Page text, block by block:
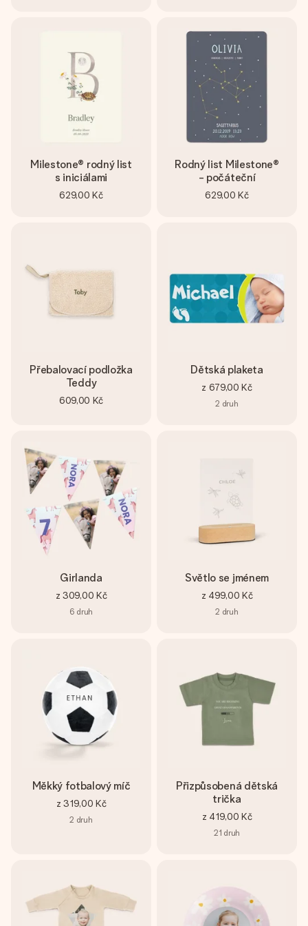
Milestone® rodný list
s iniciálami
629,00 Kč
Rodný list Milestone®
- počáteční
629,00 Kč
Přebalovací podložka
Teddy
609,00 Kč
Dětská plaketa
z 679,00 Kč
2 druh
Girlanda
z 309,00 Kč
6 druh
Světlo se jménem
z 499,00 Kč
2 druh
Měkký fotbalový míč
z 319,00 Kč
2 druh
Přizpůsobená dětská
trička
z 419,00 Kč
21 druh